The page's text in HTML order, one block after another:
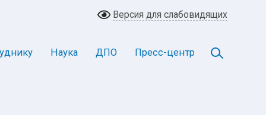
Версия для слабовидящих
Наука ДПО Пресс-центр